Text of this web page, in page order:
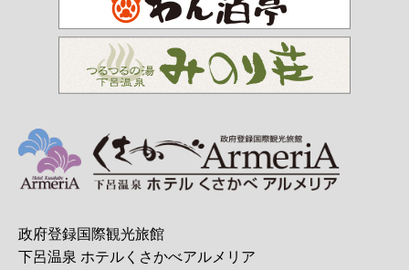
政府登録国際観光旅館
下呂温泉 ホテルくさかべアルメリア